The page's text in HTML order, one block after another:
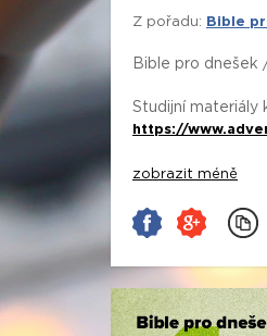
Z pořadu: Bible
Bible pro dnešek
Studijní materiály
https://
zobrazit méně